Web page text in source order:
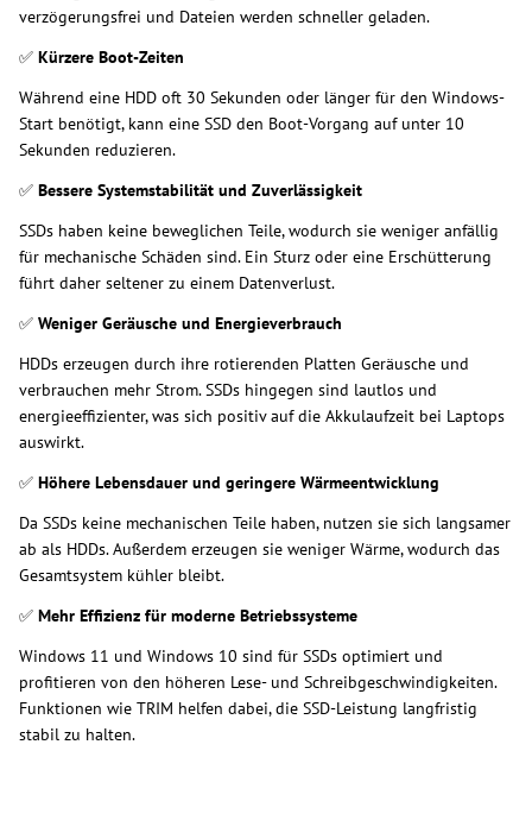
verzögerungsfrei und Dateien werden schneller geladen.
✅ Kürzere Boot-Zeiten
Während eine HDD oft 30 Sekunden oder länger für den Windows-
Start benötigt, kann eine SSD den Boot-Vorgang auf unter 10
Sekunden reduzieren.
✅ Bessere Systemstabilität und Zuverlässigkeit
SSDs haben keine beweglichen Teile, wodurch sie weniger anfällig
für mechanische Schäden sind. Ein Sturz oder eine Erschütterung
führt daher seltener zu einem Datenverlust.
✅ Weniger Geräusche und Energieverbrauch
HDDs erzeugen durch ihre rotierenden Platten Geräusche und
verbrauchen mehr Strom. SSDs hingegen sind lautlos und
energieeffizienter, was sich positiv auf die Akkulaufzeit bei Laptops
auswirkt.
✅ Höhere Lebensdauer und geringere Wärmeentwicklung
Da SSDs keine mechanischen Teile haben, nutzen sie sich langsamer
ab als HDDs. Außerdem erzeugen sie weniger Wärme, wodurch das
Gesamtsystem kühler bleibt.
✅ Mehr Effizienz für moderne Betriebssysteme
Windows 11 und Windows 10 sind für SSDs optimiert und
profitieren von den höheren Lese- und Schreibgeschwindigkeiten.
Funktionen wie TRIM helfen dabei, die SSD-Leistung langfristig
stabil zu halten.